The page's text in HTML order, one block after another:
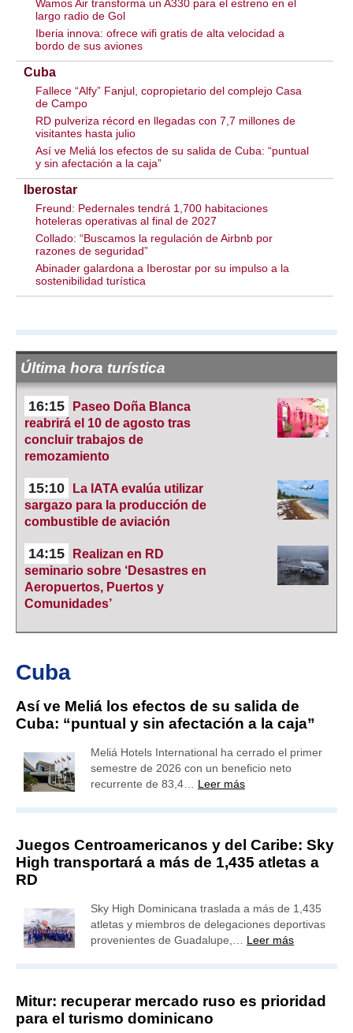
Wamos Air transforma un A330 para el estreno en el
largo radio de Gol
Iberia innova: ofrece wifi gratis de alta velocidad a
bordo de sus aviones
Cuba
Fallece “Alfy” Fanjul, copropietario del complejo Casa
de Campo
RD pulveriza récord en llegadas con 7,7 millones de
visitantes hasta julio
Así ve Meliá los efectos de su salida de Cuba: “puntual
y sin afectación a la caja”
Iberostar
Freund: Pedernales tendrá 1,700 habitaciones
hoteleras operativas al final de 2027
Collado: “Buscamos la regulación de Airbnb por
razones de seguridad”
Abinader galardona a Iberostar por su impulso a la
sostenibilidad turística
Última hora turística
16:15
Paseo Doña Blanca
reabrirá el 10 de agosto tras
concluir trabajos de
remozamiento
15:10
La IATA evalúa utilizar
sargazo para la producción de
combustible de aviación
14:15
Realizan en RD
seminario sobre ‘Desastres en
Aeropuertos, Puertos y
Comunidades’
Cuba
Así ve Meliá los efectos de su salida de
Cuba: “puntual y sin afectación a la caja”
Meliá Hotels International ha cerrado el primer
semestre de 2026 con un beneficio neto
recurrente de 83,4… Leer más
Juegos Centroamericanos y del Caribe: Sky
High transportará a más de 1,435 atletas a
RD
Sky High Dominicana traslada a más de 1,435
atletas y miembros de delegaciones deportivas
provenientes de Guadalupe,… Leer más
Mitur: recuperar mercado ruso es prioridad
para el turismo dominicano